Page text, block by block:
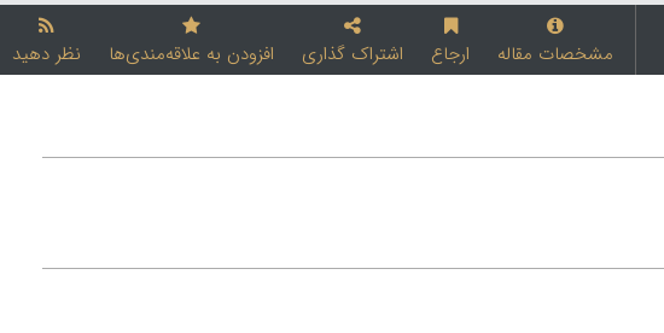
مشخصات مقاله ارجاع اشتراک گذاری افزودن به علاقه‌مندی‌ها نظر دهید